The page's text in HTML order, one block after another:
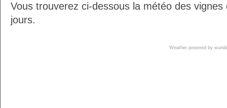
Vous trouverez ci-dessous la météo des
jours.
Weather powered by